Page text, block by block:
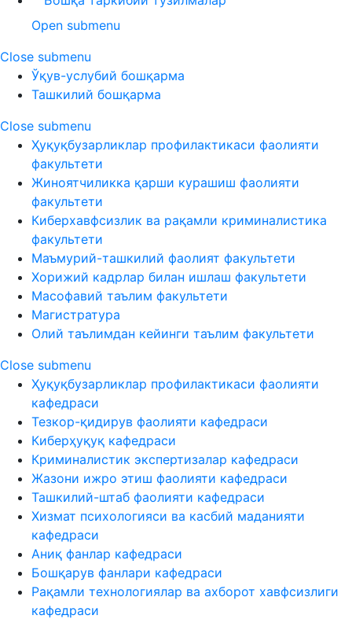
Open submenu
Close submenu
Ўқув-услубий бошқарма
Ташкилий бошқарма
Close submenu
Ҳуқуқбузарликлар профилактикаси фаолияти
факультети
Жиноятчиликка қарши курашиш фаолияти
факультети
Киберхавфсизлик ва рақамли криминалистика
факультети
Маъмурий-ташкилий фаолият факультети
Хорижий кадрлар билан ишлаш факультети
Масофавий таълим факультети
Магистратура
Олий таълимдан кейинги таълим факультети
Close submenu
Ҳуқуқбузарликлар профилактикаси фаолияти
кафедраси
Тезкор-қидирув фаолияти кафедраси
Киберҳуқуқ кафедраси
Криминалистик экспертизалар кафедраси
Жазони ижро этиш фаолияти кафедраси
Ташкилий-штаб фаолияти кафедраси
Хизмат психологияси ва касбий маданияти
кафедраси
Аниқ фанлар кафедраси
Бошқарув фанлари кафедраси
Рақамли технологиялар ва ахборот хавфсизлиги
кафедраси